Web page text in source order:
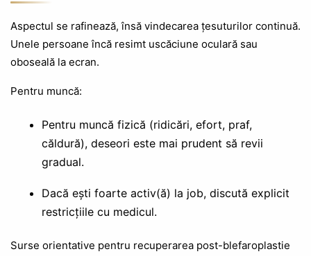
Aspectul se rafinează, însă vindecarea țesuturilor continuă.
Unele persoane încă resimt uscăciune oculară sau
oboseală la ecran.
Pentru muncă:
Pentru muncă fizică (ridicări, efort, praf,
căldură), deseori este mai prudent să revii
gradual.
Dacă ești foarte activ(ă) la job, discută explicit
restricțiile cu medicul.
Surse orientative pentru recuperarea post-blefaroplastie